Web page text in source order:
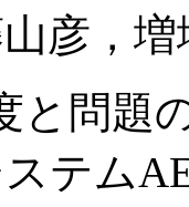
彦，増
と問題
テム